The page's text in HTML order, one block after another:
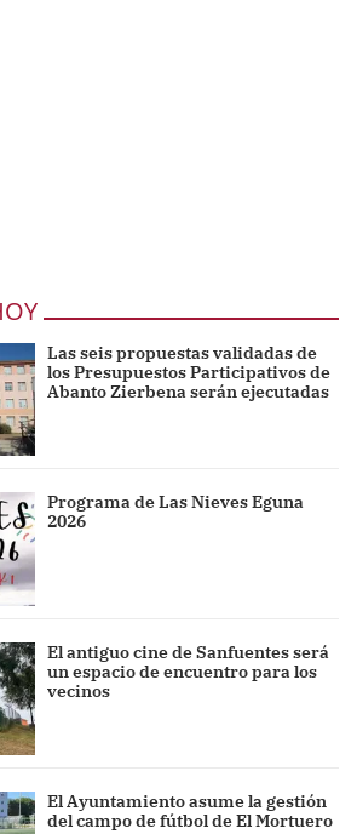
Las seis propuestas validadas de
los Presupuestos Participativos de
Abanto Zierbena serán ejecutadas
Programa de Las Nieves Eguna
2026
El antiguo cine de Sanfuentes será
un espacio de encuentro para los
vecinos
El Ayuntamiento asume la gestión
del campo de fútbol de El Mortuero